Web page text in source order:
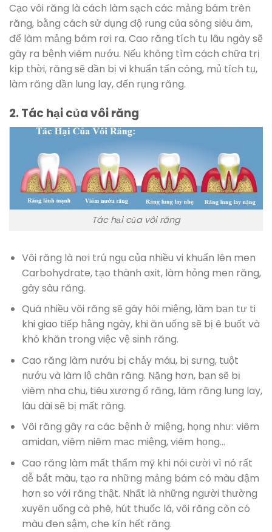
Cạo vôi răng là cách làm sạch các mảng bám trên
răng, bằng cách sử dụng độ rung của sóng siêu âm,
để làm mảng bám rơi ra. Cao răng tích tụ lâu ngày sẽ
gây ra bệnh viêm nướu. Nếu không tìm cách chữa trị
kịp thời, răng sẽ dần bị vi khuẩn tấn công, mủ tích tụ,
làm răng dần lung lay, đến rụng răng.
2. Tác hại của vôi răng
Tác hại của vôi răng
Vôi răng là nơi trú ngụ của nhiều vi khuẩn lên men
Carbohydrate, tạo thành axit, làm hỏng men răng,
gây sâu răng.
Quá nhiều vôi răng sẽ gây hôi miệng, làm bạn tự ti
khi giao tiếp hằng ngày, khi ăn uống sẽ bị ê buốt và
khó khăn trong việc vệ sinh răng.
Cao răng làm nướu bị chảy máu, bị sưng, tuột
nướu và làm lộ chân răng. Nặng hơn, bạn sẽ bị
viêm nha chu, tiêu xương ổ răng, làm răng lung lay,
lâu dài sẽ bị mất răng.
Vôi răng gây ra các bệnh ở miệng, họng như: viêm
amidan, viêm niêm mạc miệng, viêm họng…
Cao răng làm mất thẩm mỹ khi nói cười vì nó rất
dễ bắt màu, tạo ra những mảng bám có màu đậm
hơn so với răng thật. Nhất là những người thường
xuyên uống cà phê, hút thuốc lá, vôi răng còn có
màu đen sậm, che kín hết răng.